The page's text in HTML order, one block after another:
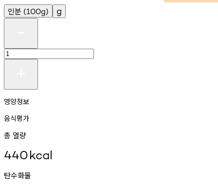
인분 (100g) g
영양정보
음식평가
총 열량
440kcal
탄수화물